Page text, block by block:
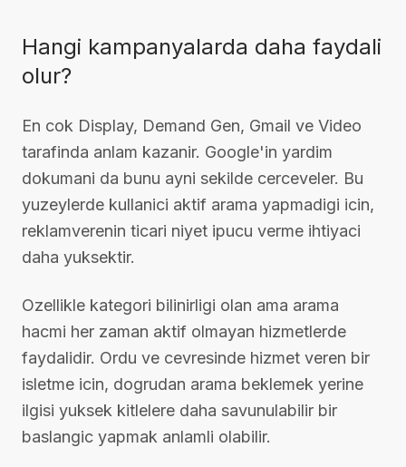
Hangi kampanyalarda daha faydali
olur?
En cok Display, Demand Gen, Gmail ve Video
tarafinda anlam kazanir. Google'in yardim
dokumani da bunu ayni sekilde cerceveler. Bu
yuzeylerde kullanici aktif arama yapmadigi icin,
reklamverenin ticari niyet ipucu verme ihtiyaci
daha yuksektir.
Ozellikle kategori bilinirligi olan ama arama
hacmi her zaman aktif olmayan hizmetlerde
faydalidir. Ordu ve cevresinde hizmet veren bir
isletme icin, dogrudan arama beklemek yerine
ilgisi yuksek kitlelere daha savunulabilir bir
baslangic yapmak anlamli olabilir.